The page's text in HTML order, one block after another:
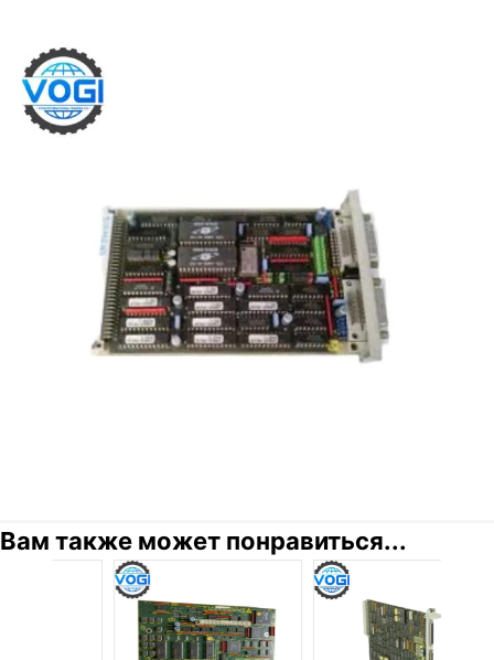
Вам также может понравиться...